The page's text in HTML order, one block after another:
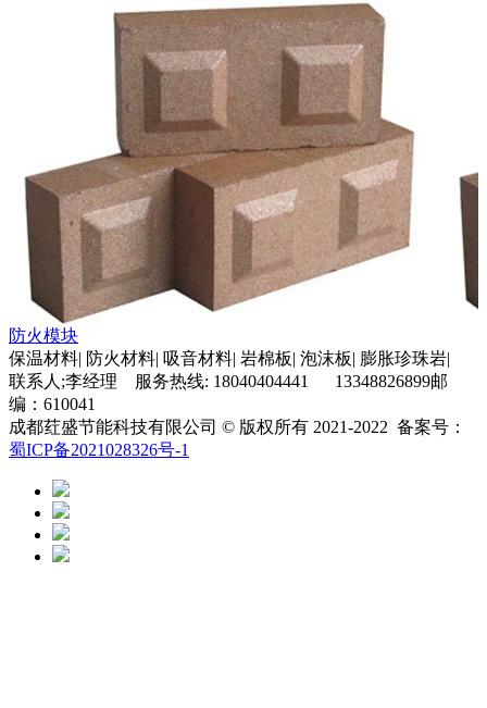
防火模块
保温材料| 防火材料| 吸音材料| 岩棉板| 泡沫板| 膨胀珍珠岩|
联系人;李经理 服务热线: 18040404441 13348826899邮
编：610041
成都荭盛节能科技有限公司 © 版权所有 2021-2022 备案号：
蜀ICP备2021028326号-1